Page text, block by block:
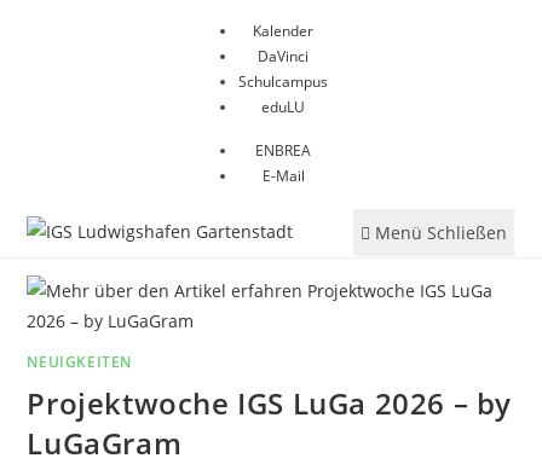
Kalender
DaVinci
Schulcampus
eduLU
ENBREA
E-Mail
Menü Schließen
NEUIGKEITEN
Projektwoche IGS LuGa 2026 – by
LuGaGram